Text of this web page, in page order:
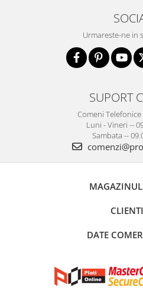
Urmareste-ne in
SUPORT
Comeni Telefonice
Luni - Vineri --
Sambata --
CLIENTI
DATE